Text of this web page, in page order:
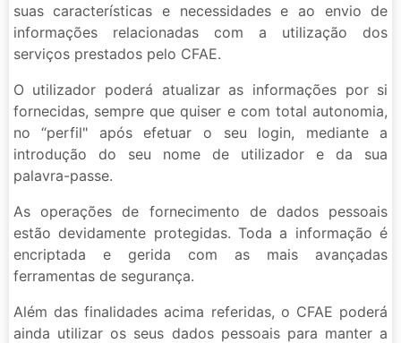
suas características e necessidades e ao envio de
informações relacionadas com a utilização dos
serviços prestados pelo CFAE.
O utilizador poderá atualizar as informações por si
fornecidas, sempre que quiser e com total autonomia,
no “perfil" após efetuar o seu login, mediante a
introdução do seu nome de utilizador e da sua
palavra-passe.
As operações de fornecimento de dados pessoais
estão devidamente protegidas. Toda a informação é
encriptada e gerida com as mais avançadas
ferramentas de segurança.
Além das finalidades acima referidas, o CFAE poderá
ainda utilizar os seus dados pessoais para manter a